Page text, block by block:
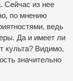
Сейчас из нее
по мнению
ведь
Да и имеет ли
культа? Видимо,
значительно